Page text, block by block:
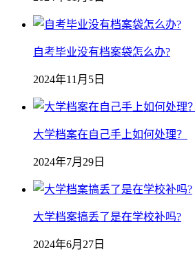
自考毕业没有档案袋怎么办?
2024年11月5日
大学档案在自己手上如何处理？
2024年7月29日
大学档案搞丢了是在学校补吗?
2024年6月27日